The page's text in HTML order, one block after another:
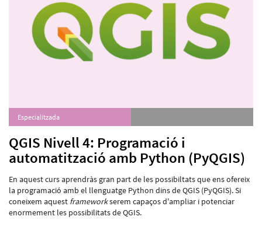
Especialitzada
QGIS Nivell 4: Programació i
automatització amb Python (PyQGIS)
En aquest curs aprendràs gran part de les possibiltats que ens ofereix
la programació amb el llenguatge Python dins de QGIS (PyQGIS). Si
coneixem aquest frameworkserem capaços d'ampliar i potenciar
enormement les possibilitats de QGIS.